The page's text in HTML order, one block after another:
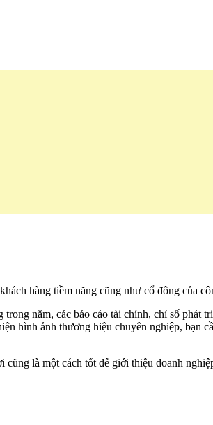
hàng tiềm năng cũng như cổ đông của
năm, các báo cáo tài chính, chỉ số phát
hình ảnh thương hiệu chuyên nghiệp, bạn
là một cách tốt để giới thiệu doanh